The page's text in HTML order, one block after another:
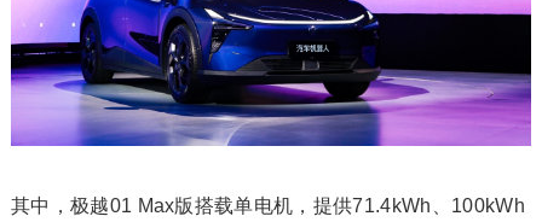
其中，极越01 Max版搭载单电机，提供71.4kWh、100kWh